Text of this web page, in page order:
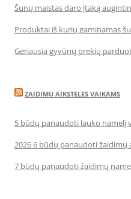
Šunų maistas daro įtaką
Produktai iš kurių gaminamas
Geriausia gyvūnų prekių
ZAIDIMU AIKSTELES VAIKAMS
5 būdų panaudoti lauko namelį
2026 6 būdų panaudoti žaidimų
7 būdų panaudoti žaidimų